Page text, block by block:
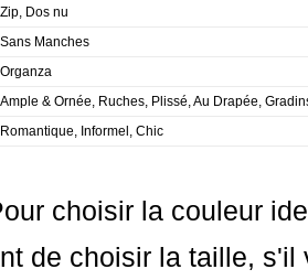
Zip, Dos nu
Sans Manches
Organza
Ample & Ornée, Ruches, Plissé, Au Drapée,
Romantique, Informel, Chic
choisir la couleur
de choisir la taille,